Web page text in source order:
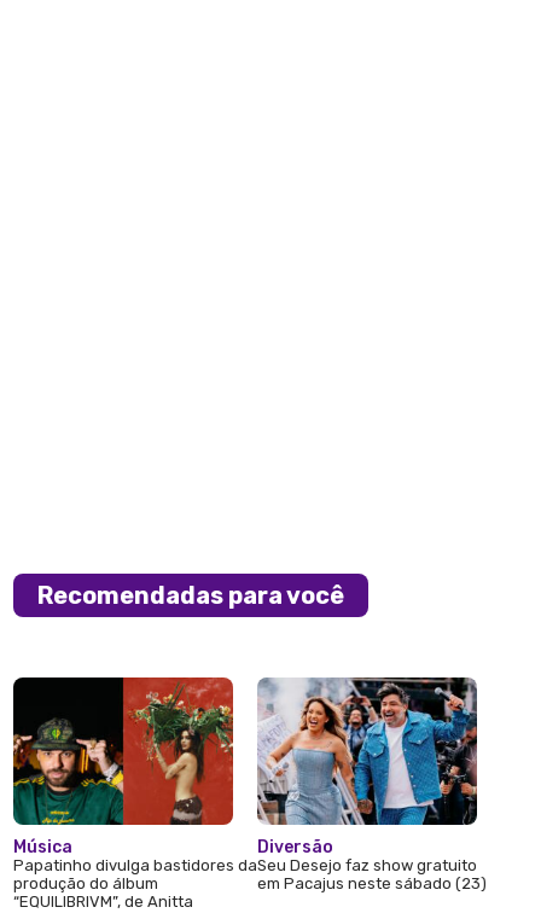
Recomendadas para você
Música
Papatinho divulga bastidores da
produção do álbum
“EQUILIBRIVM”, de Anitta
Diversão
Seu Desejo faz show gratuito
em Pacajus neste sábado (23)